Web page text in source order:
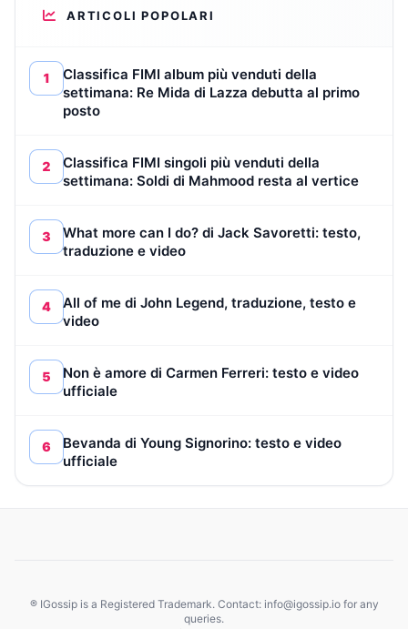
ARTICOLI POPOLARI
1
Classifica FIMI album più venduti della
settimana: Re Mida di Lazza debutta al primo
posto
2
Classifica FIMI singoli più venduti della
settimana: Soldi di Mahmood resta al vertice
3
What more can I do? di Jack Savoretti: testo,
traduzione e video
4
All of me di John Legend, traduzione, testo e
video
5
Non è amore di Carmen Ferreri: testo e video
ufficiale
6
Bevanda di Young Signorino: testo e video
ufficiale
® IGossip is a Registered Trademark. Contact: info@igossip.io for any
queries.